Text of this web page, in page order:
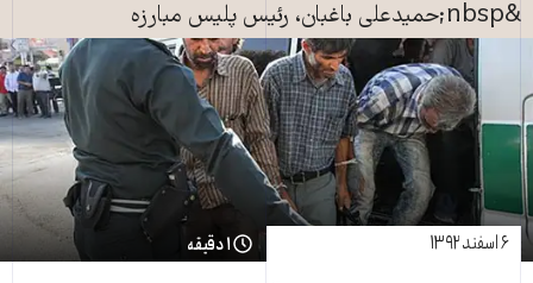
&nbsp;حميدعلی باغبان، رئيس پليس مبارزه
۶ اسفند ۱۳۹۲ ۱ دقیقه